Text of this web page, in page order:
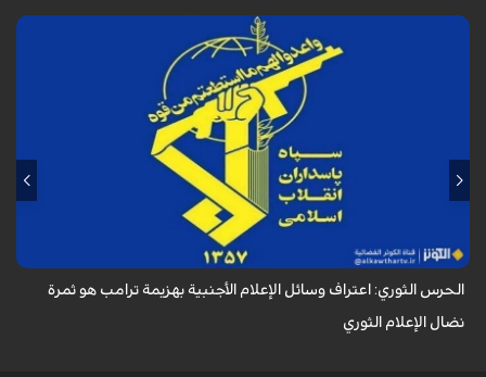
أكد الحرس الثوري في بيان له بمناسبة يوم الصحفي، وذكرى استشهاد الصحفي
محمود صارمي، أن اعتراف وسائل الإعلام الأجنبية بهزيمة ترامب هو ثمرة نضال
الحرس الثوري: اعتراف وسائل الإعلام الأجنبية بهزيمة ترامب هو ثمرة
نضال الإعلام الثوري